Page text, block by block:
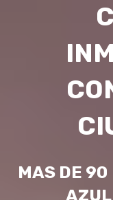
MAS DE 90